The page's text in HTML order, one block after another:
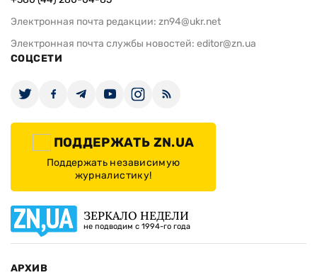
Электронная почта редакции: zn94@ukr.net
Электронная почта службы новостей: editor@zn.ua
СОЦСЕТИ
ПОДДЕРЖАТЬ ZN.UA
Поддержать независимую
журналистику!
ЗЕРКАЛО НЕДЕЛИ
не подводим с 1994-го года
АРХИВ